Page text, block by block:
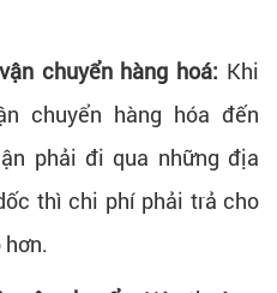
chuyển hàng hoá: Khi
chuyển hàng hóa đến
phải đi qua những địa
thì chi phí phải trả cho